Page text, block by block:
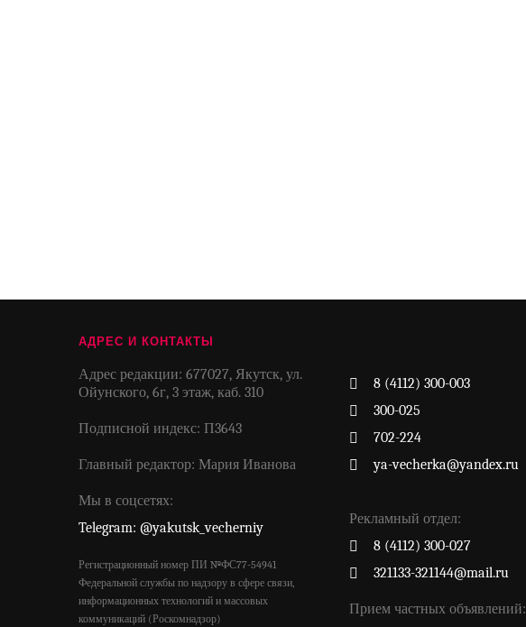
АДРЕС И КОНТАКТЫ
Адрес редакции: 677027, Якутск, ул.
Ойунского, 6г, 3 этаж, каб. 310
Подписной индекс: П3643
Главный редактор: Мария Иванова
Мы в соцсетях:
Telegram: @yakutsk_vecherniy
Регистрационный номер ПИ №ФС77-54941
Федеральной службы по надзору в сфере связи,
информационных технологий и массовых
коммуникаций (Роскомнадзор)
8 (4112) 300-003
300-025
702-224
ya-vecherka@yandex.ru
Рекламный отдел:
8 (4112) 300-027
321133-321144@mail.ru
Прием частных объявлений: